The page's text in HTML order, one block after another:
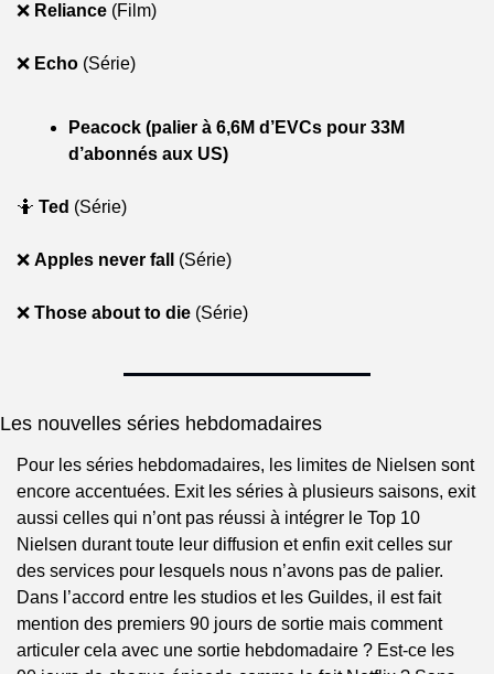
❌ Reliance (Film)
❌ Echo (Série)
Peacock (palier à 6,6M d’EVCs pour 33M
d’abonnés aux US)
🤷 Ted (Série)
❌ Apples never fall (Série)
❌ Those about to die (Série)
Les nouvelles séries hebdomadaires
Pour les séries hebdomadaires, les limites de Nielsen sont
encore accentuées. Exit les séries à plusieurs saisons, exit
aussi celles qui n’ont pas réussi à intégrer le Top 10
Nielsen durant toute leur diffusion et enfin exit celles sur
des services pour lesquels nous n’avons pas de palier.
Dans l’accord entre les studios et les Guildes, il est fait
mention des premiers 90 jours de sortie mais comment
articuler cela avec une sortie hebdomadaire ? Est-ce les